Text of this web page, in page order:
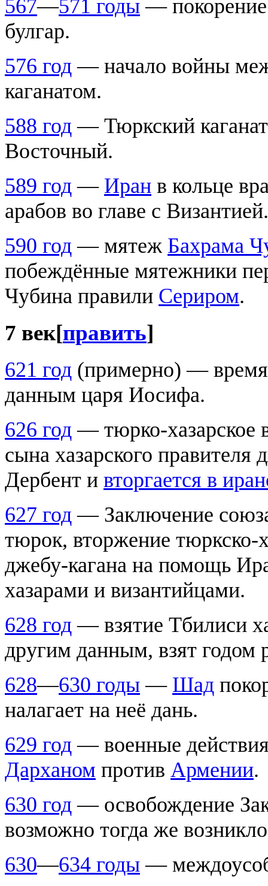
567—571 годы — покорение
булгар.
576 год — начало войны
каганатом.
588 год — Тюркский
Восточный.
589 год — Иран в кольце
арабов во главе с
590 год — мятеж Бахрама
побеждённые мятежники
Чубина правили Сериром.
7 век[править]
621 год (примерно) —
данным царя Иосифа.
626 год — тюрко-хазарское
сына хазарского
Дербент и вторгается в
627 год — Заключение
тюрок, вторжение тюркско-
джебу-кагана на помощь
хазарами и византийцами.
628 год — взятие Тбилиси
другим данным, взят годом
628—630 годы — Шад
налагает на неё дань.
629 год — военные
Дарханом против Армении.
630 год — освобождение
возможно тогда же
630—634 годы —